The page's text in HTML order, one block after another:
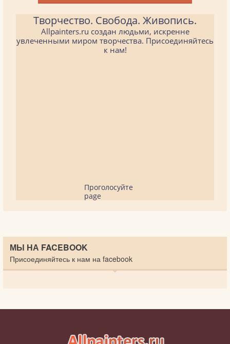
Творчество. Свобода. Живопись.
Allpainters.ru создан людьми, искренне
увлеченными миром творчества. Присоединяйтесь
к нам!
Проголосуйте
page
МЫ НА FACEBOOK
Присоединяйтесь к нам на facebook